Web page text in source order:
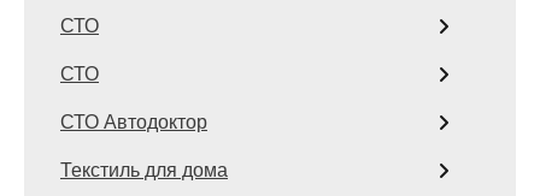
СТО
СТО
СТО Автодоктор
Текстиль для дома